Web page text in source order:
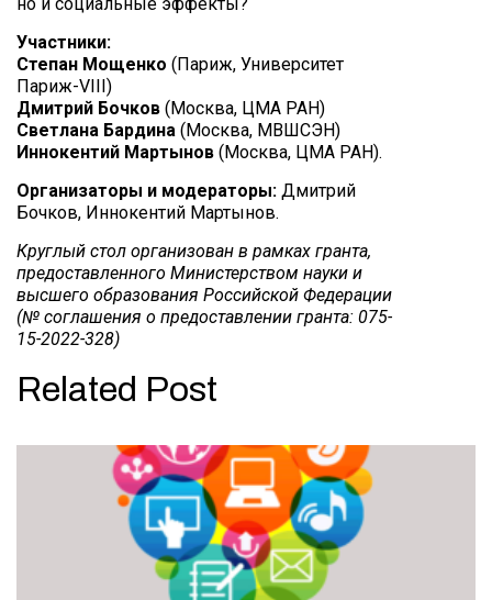
Участники:
Степан Мощенко (Париж, Университет
Париж-VIII)
Дмитрий Бочков (Москва, ЦМА РАН)
Светлана Бардина (Москва, МВШСЭН)
Иннокентий Мартынов (Москва, ЦМА РАН).
Организаторы и модераторы: Дмитрий
Бочков, Иннокентий Мартынов.
Круглый стол организован в рамках гранта,
предоставленного Министерством науки и
высшего образования Российской Федерации
(№ соглашения о предоставлении гранта: 075-
15-2022-328)
Related Post